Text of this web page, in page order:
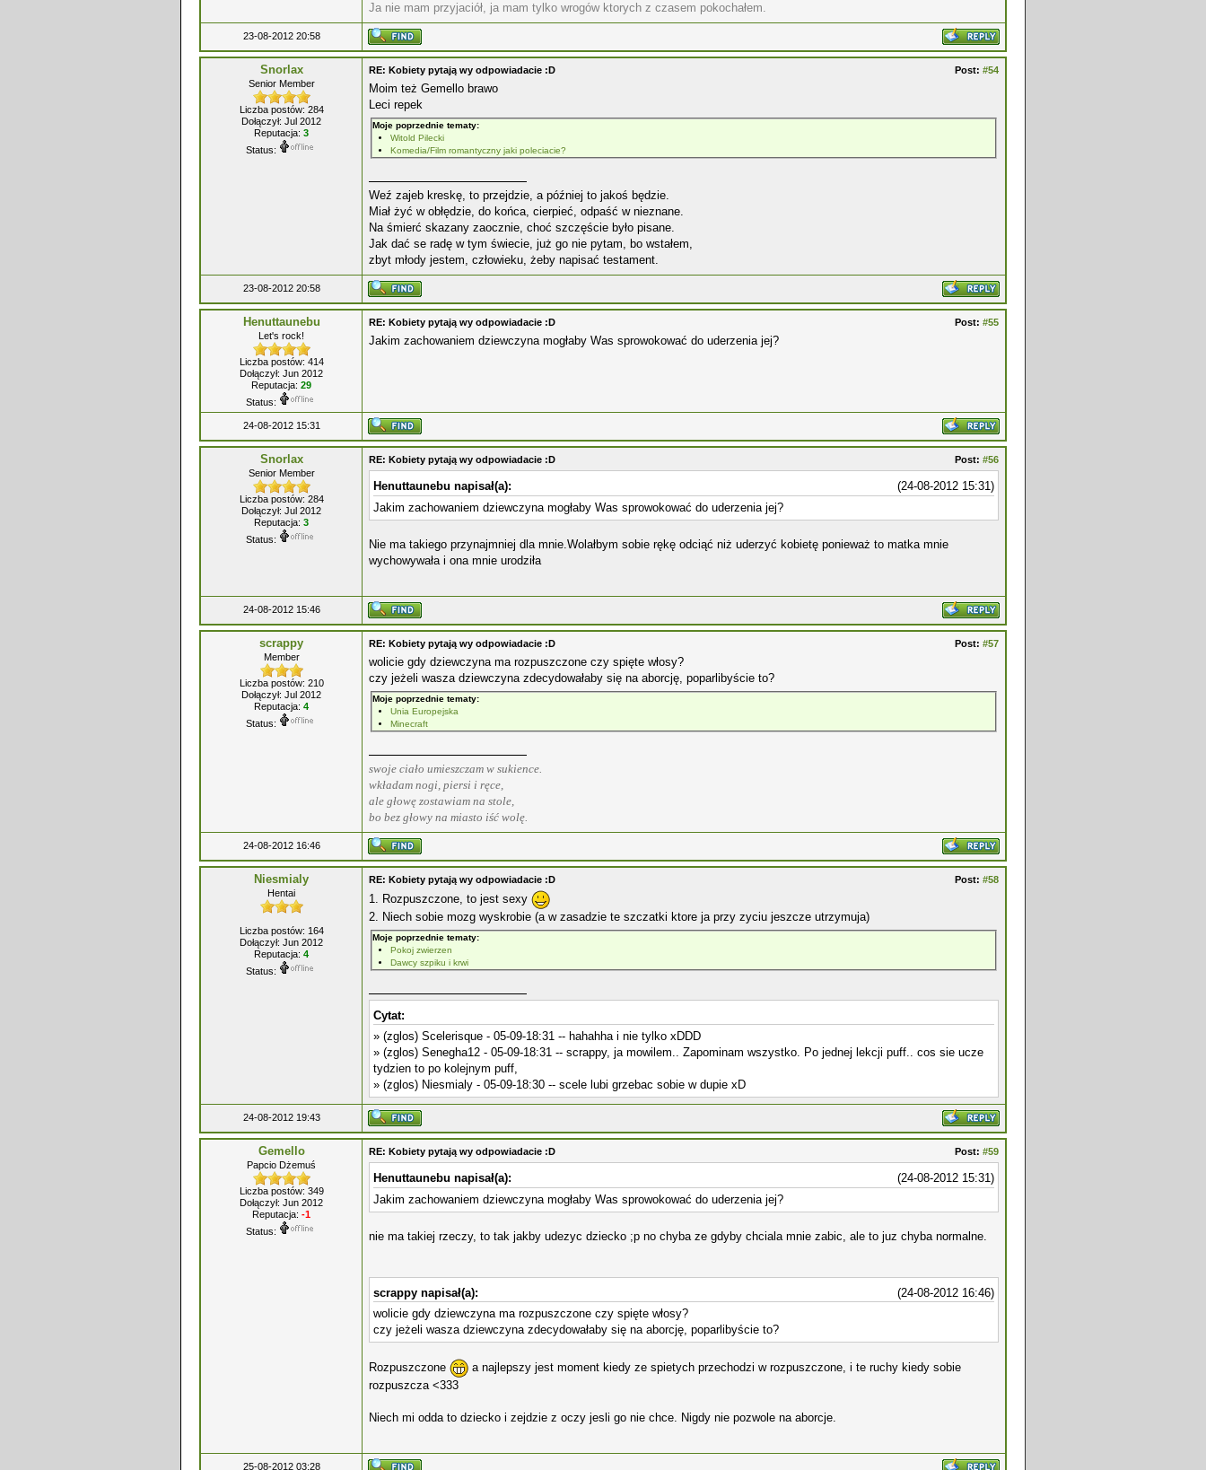
Ja nie mam przyjaciół, ja mam tylko wrogów ktorych z czasem pokochałem.
23-08-2012 20:58
Snorlax
Senior Member
Liczba postów: 284
Dołączył: Jul 2012
Reputacja: 3
Status:
Post: #54
RE: Kobiety pytają wy odpowiadacie :D
Moim też Gemello brawo
Leci repek
Moje poprzednie tematy:
Witold Pilecki
Komedia/Film romantyczny jaki poleciacie?
Weź zajeb kreskę, to przejdzie, a później to jakoś będzie.
Miał żyć w obłędzie, do końca, cierpieć, odpaść w nieznane.
Na śmierć skazany zaocznie, choć szczęście było pisane.
Jak dać se radę w tym świecie, już go nie pytam, bo wstałem,
zbyt młody jestem, człowieku, żeby napisać testament.
23-08-2012 20:58
Henuttaunebu
Let's rock!
Liczba postów: 414
Dołączył: Jun 2012
Reputacja: 29
Status:
Post: #55
RE: Kobiety pytają wy odpowiadacie :D
Jakim zachowaniem dziewczyna mogłaby Was sprowokować do uderzenia jej?
24-08-2012 15:31
Snorlax
Senior Member
Liczba postów: 284
Dołączył: Jul 2012
Reputacja: 3
Status:
Post: #56
RE: Kobiety pytają wy odpowiadacie :D
(24-08-2012 15:31)
Henuttaunebu napisał(a):
Jakim zachowaniem dziewczyna mogłaby Was sprowokować do uderzenia jej?
Nie ma takiego przynajmniej dla mnie.Wolałbym sobie rękę odciąć niż uderzyć kobietę ponieważ to matka mnie
wychowywała i ona mnie urodziła
24-08-2012 15:46
scrappy
Member
Liczba postów: 210
Dołączył: Jul 2012
Reputacja: 4
Status:
Post: #57
RE: Kobiety pytają wy odpowiadacie :D
wolicie gdy dziewczyna ma rozpuszczone czy spięte włosy?
czy jeżeli wasza dziewczyna zdecydowałaby się na aborcję, poparlibyście to?
Moje poprzednie tematy:
Unia Europejska
Minecraft
swoje ciało umieszczam w sukience.
wkładam nogi, piersi i ręce,
ale głowę zostawiam na stole,
bo bez głowy na miasto iść wolę.
24-08-2012 16:46
Niesmialy
Hentai
Liczba postów: 164
Dołączył: Jun 2012
Reputacja: 4
Status:
Post: #58
RE: Kobiety pytają wy odpowiadacie :D
1. Rozpuszczone, to jest sexy
2. Niech sobie mozg wyskrobie (a w zasadzie te szczatki ktore ja przy zyciu jeszcze utrzymuja)
Moje poprzednie tematy:
Pokoj zwierzen
Dawcy szpiku i krwi
Cytat:
» (zglos) Scelerisque - 05-09-18:31 -- hahahha i nie tylko xDDD
» (zglos) Senegha12 - 05-09-18:31 -- scrappy, ja mowilem.. Zapominam wszystko. Po jednej lekcji puff.. cos sie ucze
tydzien to po kolejnym puff,
» (zglos) Niesmialy - 05-09-18:30 -- scele lubi grzebac sobie w dupie xD
24-08-2012 19:43
Gemello
Papcio Dżemuś
Liczba postów: 349
Dołączył: Jun 2012
Reputacja: -1
Status:
Post: #59
RE: Kobiety pytają wy odpowiadacie :D
(24-08-2012 15:31)
Henuttaunebu napisał(a):
Jakim zachowaniem dziewczyna mogłaby Was sprowokować do uderzenia jej?
nie ma takiej rzeczy, to tak jakby udezyc dziecko ;p no chyba ze gdyby chciala mnie zabic, ale to juz chyba normalne.
(24-08-2012 16:46)
scrappy napisał(a):
wolicie gdy dziewczyna ma rozpuszczone czy spięte włosy?
czy jeżeli wasza dziewczyna zdecydowałaby się na aborcję, poparlibyście to?
Rozpuszczone
a najlepszy jest moment kiedy ze spietych przechodzi w rozpuszczone, i te ruchy kiedy sobie
rozpuszcza <333
Niech mi odda to dziecko i zejdzie z oczy jesli go nie chce. Nigdy nie pozwole na aborcje.
25-08-2012 03:28